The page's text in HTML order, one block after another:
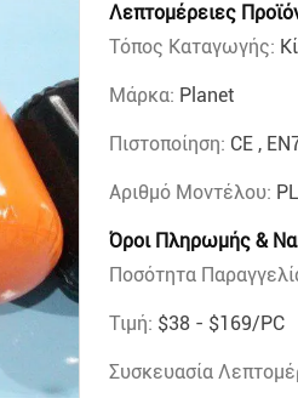
Λεπτομέρειες
Τόπος Καταγωγής:
Μάρκα: Planet
Πιστοποίηση: CE ,
Αριθμό Μοντέλου:
Όροι Πληρωμής &
Ποσότητα
Τιμή: $38 - $169/PC
Συσκευασία